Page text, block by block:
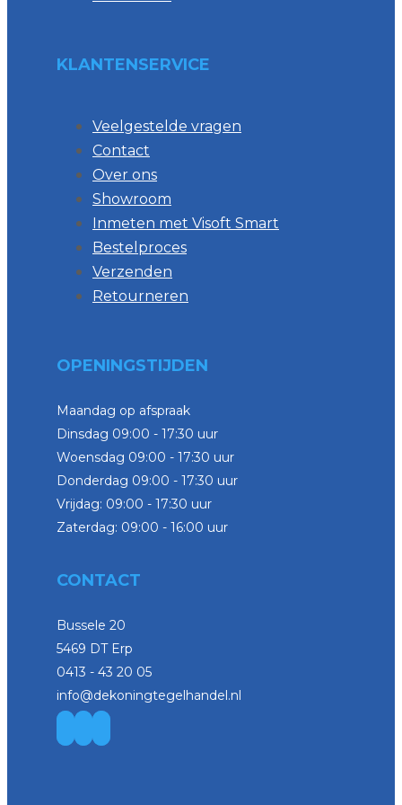
KLANTENSERVICE
Veelgestelde vragen
Contact
Over ons
Showroom
Inmeten met Visoft Smart
Bestelproces
Verzenden
Retourneren
OPENINGSTIJDEN
Maandag op afspraak
Dinsdag 09:00 - 17:30 uur
Woensdag 09:00 - 17:30 uur
Donderdag 09:00 - 17:30 uur
Vrijdag: 09:00 - 17:30 uur
Zaterdag: 09:00 - 16:00 uur
CONTACT
Bussele 20
5469 DT Erp
0413 - 43 20 05
info@dekoningtegelhandel.nl